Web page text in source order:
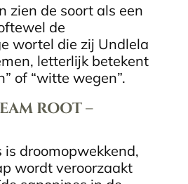
zien de soort als een
de
wortel die zij Undlela
letterlijk betekent
of “witte wegen”.
ROOT –
is droomopwekkend,
wordt veroorzaakt